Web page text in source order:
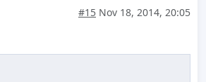
#15 Nov 18, 2014, 20:05